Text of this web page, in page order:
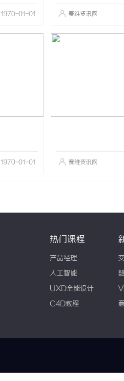
1970-01-01 赛维资讯网
1970-01-01 赛维资讯网
热门课程
产品经理
人工智能
UXD全能设计
C4D教程